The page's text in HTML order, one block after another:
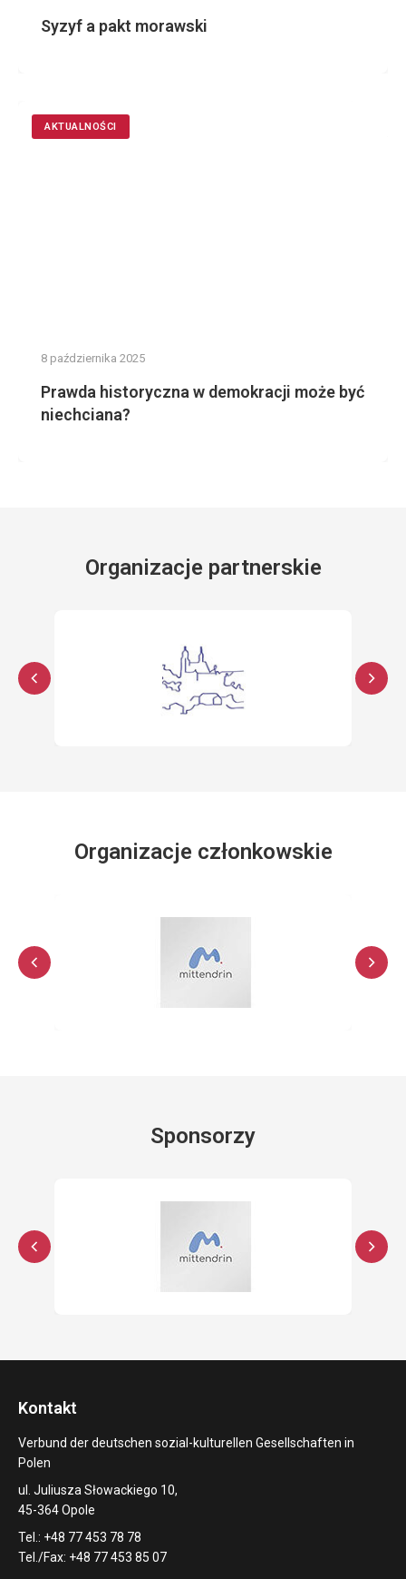
Syzyf a pakt morawski
AKTUALNOŚCI
8 października 2025
Prawda historyczna w demokracji może być
niechciana?
Organizacje partnerskie
Organizacje członkowskie
Sponsorzy
Kontakt
Verbund der deutschen sozial-kulturellen Gesellschaften in
Polen
ul. Juliusza Słowackiego 10,
45-364 Opole
Tel.: +48 77 453 78 78
Tel./Fax: +48 77 453 85 07